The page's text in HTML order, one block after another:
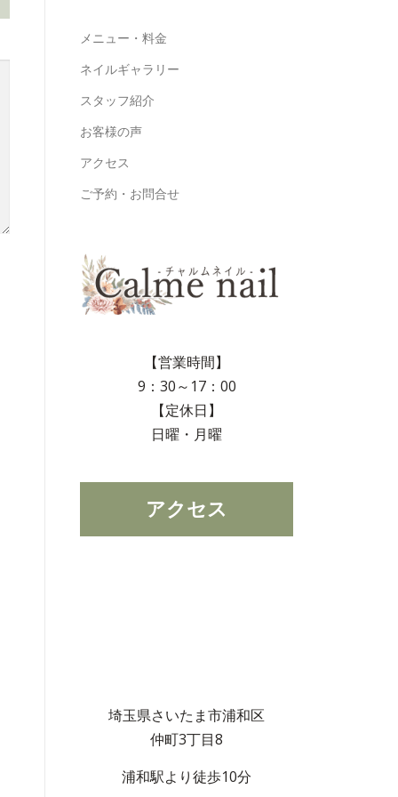
メニュー・料金
ネイルギャラリー
スタッフ紹介
お客様の声
アクセス
ご予約・お問合せ
【営業時間】
9：30～17：00
【定休日】
日曜・月曜
アクセス
埼玉県さいたま市浦和区
仲町3丁目8
浦和駅より徒歩10分